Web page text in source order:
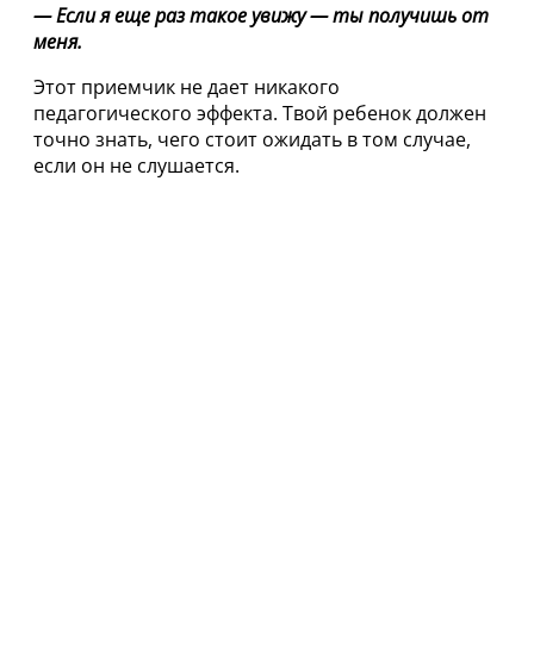
— Если я еще раз такое увижу — ты получишь от
меня.
Этот приемчик не дает никакого
педагогического эффекта. Твой ребенок должен
точно знать, чего стоит ожидать в том случае,
если он не слушается.